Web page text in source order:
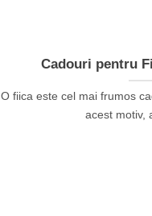
Cadouri pentru
O fiica este cel mai frumos
acest motiv,